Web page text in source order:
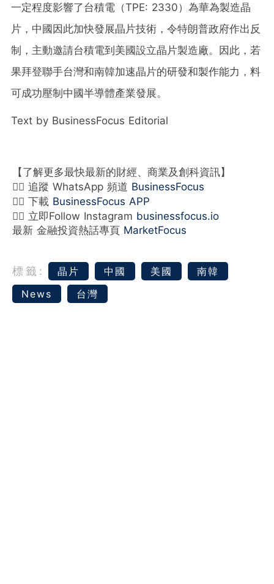
一定程度影響了台積電（TPE: 2330） 為華為製造晶
片，中國因此加快發展晶片技術，令特朗普政府作出反
制，主動邀請台積電到美國設立晶片製造廠。因此， 若
果拜登聯手台灣和南韓加速晶片的研發和製作能力，料
可成功壓制中國半導體產業發展。
Text by BusinessFocus Editorial
【了解更多最快最新的財經、商業及創科資訊】
👉🏻 追蹤 WhatsApp 頻道 BusinessFocus
👉🏻 下載 BusinessFocus APP
👉🏻 立即Follow Instagram businessfocus.io
最新 金融投資熱話專頁 MarketFocus
標籤: 晶片 中國 美國
南韓
News
台灣